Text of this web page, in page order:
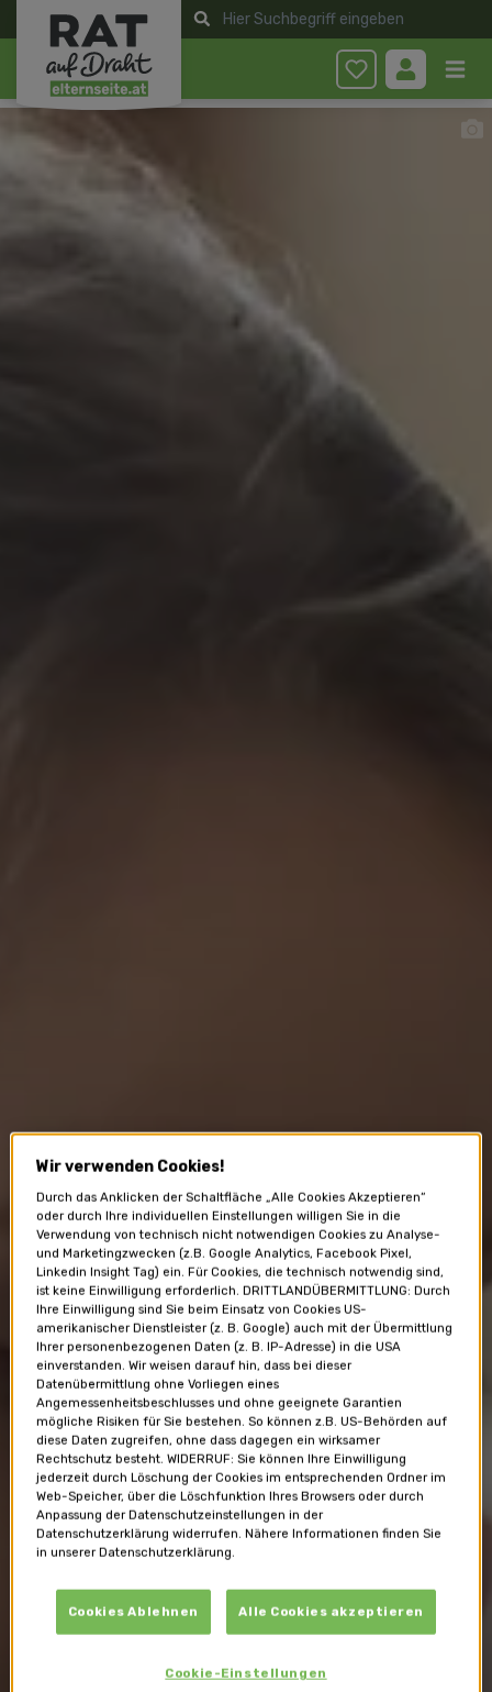
Wir verwenden Cookies!
Durch das Anklicken der Schaltfläche „Alle Cookies Akzeptieren“
oder durch Ihre individuellen Einstellungen willigen Sie in die
Verwendung von technisch nicht notwendigen Cookies zu Analyse-
und Marketingzwecken (z.B. Google Analytics, Facebook Pixel,
Linkedin Insight Tag) ein. Für Cookies, die technisch notwendig sind,
ist keine Einwilligung erforderlich. DRITTLANDÜBERMITTLUNG: Durch
Ihre Einwilligung sind Sie beim Einsatz von Cookies US-
amerikanischer Dienstleister (z. B. Google) auch mit der Übermittlung
Ihrer personenbezogenen Daten (z. B. IP-Adresse) in die USA
einverstanden. Wir weisen darauf hin, dass bei dieser
Datenübermittlung ohne Vorliegen eines
Angemessenheitsbeschlusses und ohne geeignete Garantien
mögliche Risiken für Sie bestehen. So können z.B. US-Behörden auf
diese Daten zugreifen, ohne dass dagegen ein wirksamer
Rechtschutz besteht. WIDERRUF: Sie können Ihre Einwilligung
jederzeit durch Löschung der Cookies im entsprechenden Ordner im
Web-Speicher, über die Löschfunktion Ihres Browsers oder durch
Anpassung der Datenschutzeinstellungen in der
Datenschutzerklärung widerrufen. Nähere Informationen finden Sie
in unserer Datenschutzerklärung.
Cookies Ablehnen Alle Cookies akzeptieren
Cookie-Einstellungen